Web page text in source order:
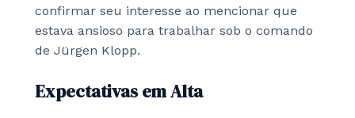
confirmar seu interesse ao mencionar que
estava ansioso para trabalhar sob o comando
de Jürgen Klopp.
Expectativas em Alta